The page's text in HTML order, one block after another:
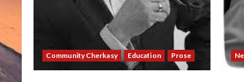
Community Cherkasy Education Prose